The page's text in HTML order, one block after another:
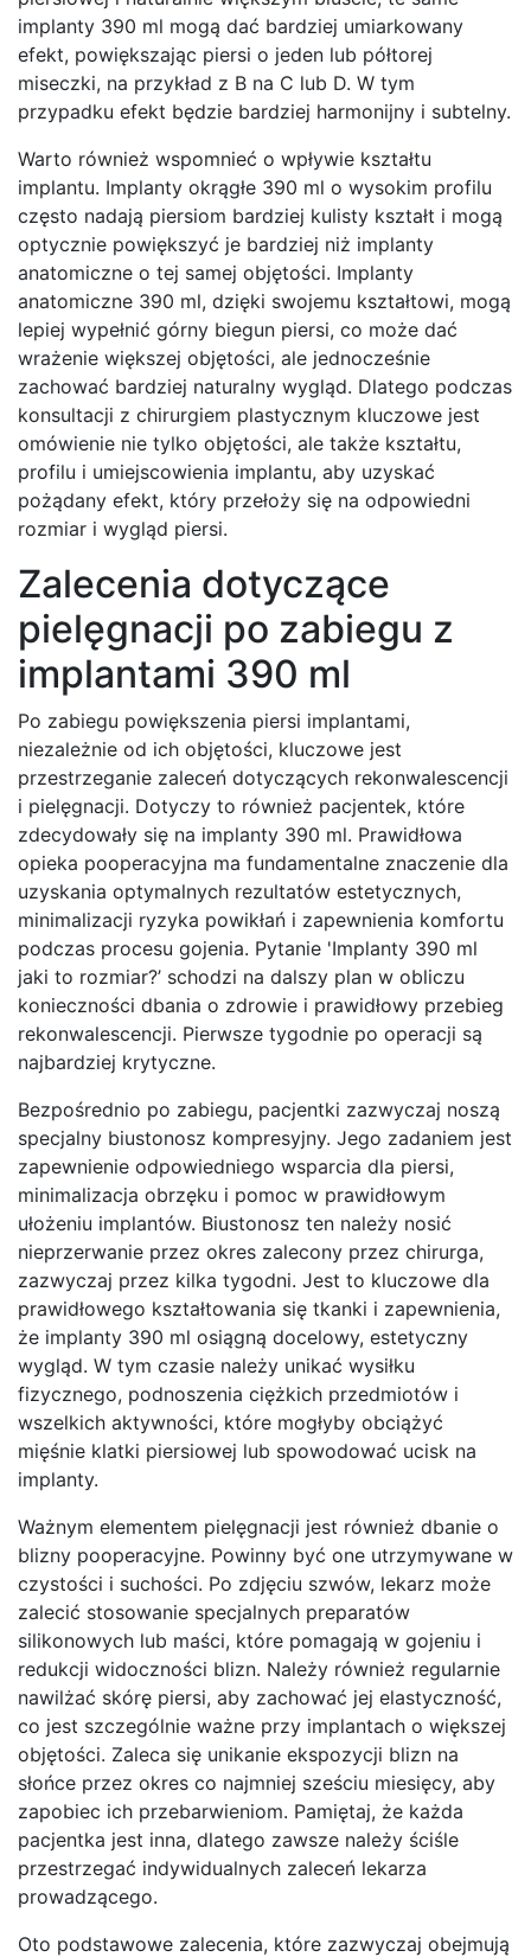
implanty 390 ml mogą dać bardziej umiarkowany
efekt, powiększając piersi o jeden lub półtorej
miseczki, na przykład z B na C lub D. W tym
przypadku efekt będzie bardziej harmonijny i subtelny.
Warto również wspomnieć o wpływie kształtu
implantu. Implanty okrągłe 390 ml o wysokim profilu
często nadają piersiom bardziej kulisty kształt i mogą
optycznie powiększyć je bardziej niż implanty
anatomiczne o tej samej objętości. Implanty
anatomiczne 390 ml, dzięki swojemu kształtowi, mogą
lepiej wypełnić górny biegun piersi, co może dać
wrażenie większej objętości, ale jednocześnie
zachować bardziej naturalny wygląd. Dlatego podczas
konsultacji z chirurgiem plastycznym kluczowe jest
omówienie nie tylko objętości, ale także kształtu,
profilu i umiejscowienia implantu, aby uzyskać
pożądany efekt, który przełoży się na odpowiedni
rozmiar i wygląd piersi.
Zalecenia dotyczące
pielęgnacji po zabiegu z
implantami 390 ml
Po zabiegu powiększenia piersi implantami,
niezależnie od ich objętości, kluczowe jest
przestrzeganie zaleceń dotyczących rekonwalescencji
i pielęgnacji. Dotyczy to również pacjentek, które
zdecydowały się na implanty 390 ml. Prawidłowa
opieka pooperacyjna ma fundamentalne znaczenie dla
uzyskania optymalnych rezultatów estetycznych,
minimalizacji ryzyka powikłań i zapewnienia komfortu
podczas procesu gojenia. Pytanie 'Implanty 390 ml
jaki to rozmiar?’ schodzi na dalszy plan w obliczu
konieczności dbania o zdrowie i prawidłowy przebieg
rekonwalescencji. Pierwsze tygodnie po operacji są
najbardziej krytyczne.
Bezpośrednio po zabiegu, pacjentki zazwyczaj noszą
specjalny biustonosz kompresyjny. Jego zadaniem jest
zapewnienie odpowiedniego wsparcia dla piersi,
minimalizacja obrzęku i pomoc w prawidłowym
ułożeniu implantów. Biustonosz ten należy nosić
nieprzerwanie przez okres zalecony przez chirurga,
zazwyczaj przez kilka tygodni. Jest to kluczowe dla
prawidłowego kształtowania się tkanki i zapewnienia,
że implanty 390 ml osiągną docelowy, estetyczny
wygląd. W tym czasie należy unikać wysiłku
fizycznego, podnoszenia ciężkich przedmiotów i
wszelkich aktywności, które mogłyby obciążyć
mięśnie klatki piersiowej lub spowodować ucisk na
implanty.
Ważnym elementem pielęgnacji jest również dbanie o
blizny pooperacyjne. Powinny być one utrzymywane w
czystości i suchości. Po zdjęciu szwów, lekarz może
zalecić stosowanie specjalnych preparatów
silikonowych lub maści, które pomagają w gojeniu i
redukcji widoczności blizn. Należy również regularnie
nawilżać skórę piersi, aby zachować jej elastyczność,
co jest szczególnie ważne przy implantach o większej
objętości. Zaleca się unikanie ekspozycji blizn na
słońce przez okres co najmniej sześciu miesięcy, aby
zapobiec ich przebarwieniom. Pamiętaj, że każda
pacjentka jest inna, dlatego zawsze należy ściśle
przestrzegać indywidualnych zaleceń lekarza
prowadzącego.
Oto podstawowe zalecenia, które zazwyczaj obejmują